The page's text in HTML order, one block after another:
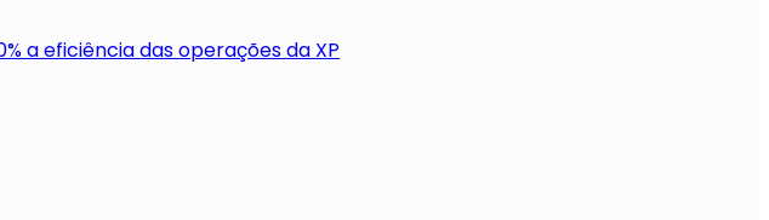
a eficiência das operações da XP